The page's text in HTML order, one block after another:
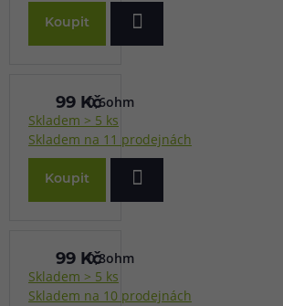
Koupit
0,6ohm
Skladem > 5 ks
Skladem na 11 prodejnách
99 Kč
Koupit
0,8ohm
Skladem > 5 ks
Skladem na 10 prodejnách
99 Kč